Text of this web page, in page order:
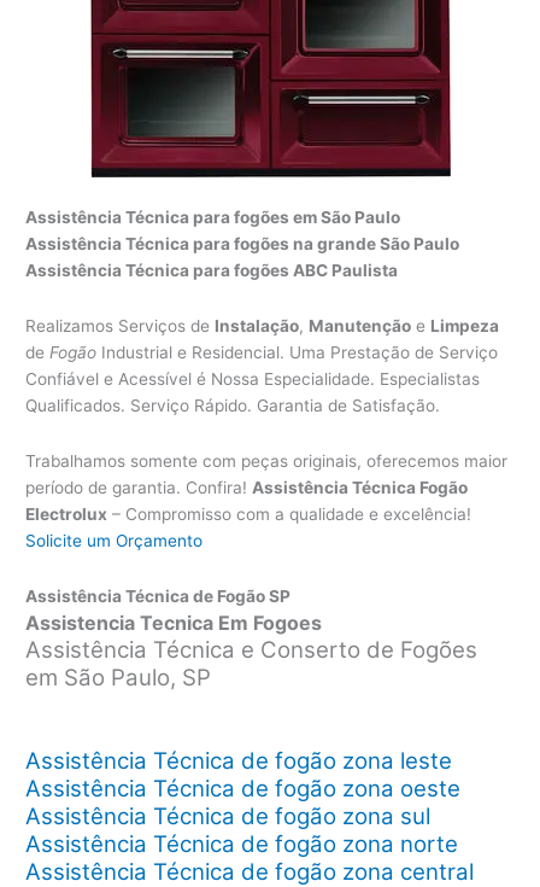
Assistência Técnica para fogões em São Paulo
Assistência Técnica para fogões na grande São Paulo
Assistência Técnica para fogões ABC Paulista
Realizamos Serviços de Instalação, Manutenção e Limpeza
de Fogão Industrial e Residencial. Uma Prestação de Serviço
Confiável e Acessível é Nossa Especialidade. Especialistas
Qualificados. Serviço Rápido. Garantia de Satisfação.
Trabalhamos somente com peças originais, oferecemos maior
período de garantia. Confira! Assistência Técnica Fogão
Electrolux – Compromisso com a qualidade e excelência!
Solicite um Orçamento
Assistência Técnica de Fogão SP
Assistencia Tecnica Em Fogoes
Assistência Técnica e Conserto de Fogões
em São Paulo, SP
Assistência Técnica de fogão zona leste
Assistência Técnica de fogão zona oeste
Assistência Técnica de fogão zona sul
Assistência Técnica de fogão zona norte
Assistência Técnica de fogão zona central